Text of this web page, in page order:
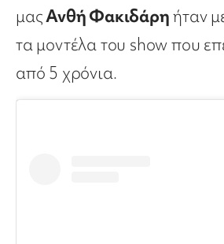
μαςΑνθή Φακιδάρηήταν
τα μοντέλα του show που
από 5 χρόνια.